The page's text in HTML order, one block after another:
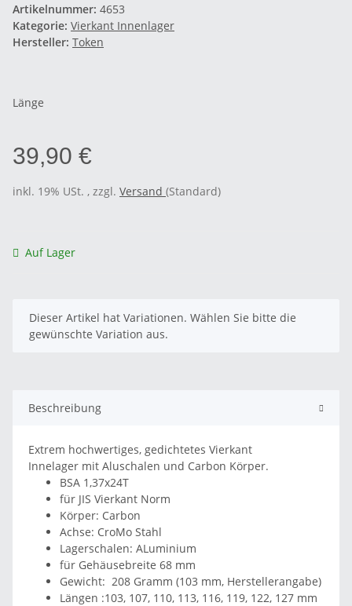
Artikelnummer: 4653
Kategorie: Vierkant Innenlager
Hersteller: Token
Länge
39,90 €
inkl. 19% USt. , zzgl. Versand (Standard)
Auf Lager
x
Dieser Artikel hat Variationen. Wählen Sie bitte die
gewünschte Variation aus.
Beschreibung
Extrem hochwertiges, gedichtetes Vierkant
Innelager mit Aluschalen und Carbon Körper.
BSA 1,37x24T
für JIS Vierkant Norm
Körper: Carbon
Achse: CroMo Stahl
Lagerschalen: ALuminium
für Gehäusebreite 68 mm
Gewicht: 208 Gramm (103 mm, Herstellerangabe)
Längen :103, 107, 110, 113, 116, 119, 122, 127 mm